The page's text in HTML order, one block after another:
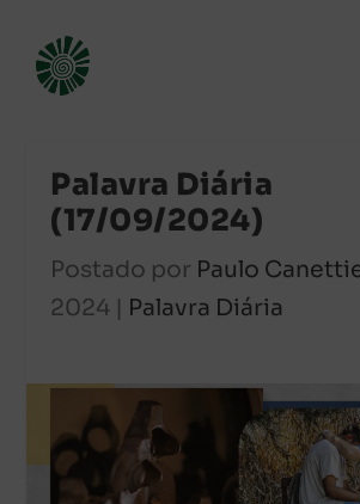
Palavra Diária
(17/09/2024)
Postado por Paulo
2024 | Palavra Diária